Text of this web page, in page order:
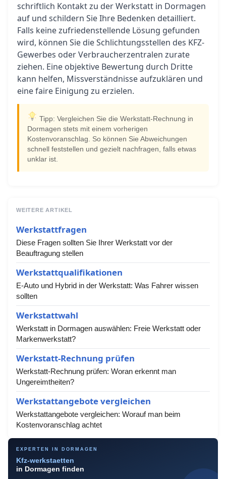
schriftlich Kontakt zu der Werkstatt in Dormagen
auf und schildern Sie Ihre Bedenken detailliert.
Falls keine zufriedenstellende Lösung gefunden
wird, können Sie die Schlichtungsstellen des KFZ-
Gewerbes oder Verbraucherzentralen zurate
ziehen. Eine objektive Bewertung durch Dritte
kann helfen, Missverständnisse aufzuklären und
eine faire Einigung zu erzielen.
Tipp: Vergleichen Sie die Werkstatt-Rechnung in
Dormagen stets mit einem vorherigen
Kostenvoranschlag. So können Sie Abweichungen
schnell feststellen und gezielt nachfragen, falls etwas
unklar ist.
WEITERE ARTIKEL
Werkstattfragen
Diese Fragen sollten Sie Ihrer Werkstatt vor der
Beauftragung stellen
Werkstattqualifikationen
E-Auto und Hybrid in der Werkstatt: Was Fahrer wissen
sollten
Werkstattwahl
Werkstatt in Dormagen auswählen: Freie Werkstatt oder
Markenwerkstatt?
Werkstatt-Rechnung prüfen
Werkstatt-Rechnung prüfen: Woran erkennt man
Ungereimtheiten?
Werkstattangebote vergleichen
Werkstattangebote vergleichen: Worauf man beim
Kostenvoranschlag achtet
EXPERTEN IN DORMAGEN
Kfz-werkstaetten
in Dormagen finden